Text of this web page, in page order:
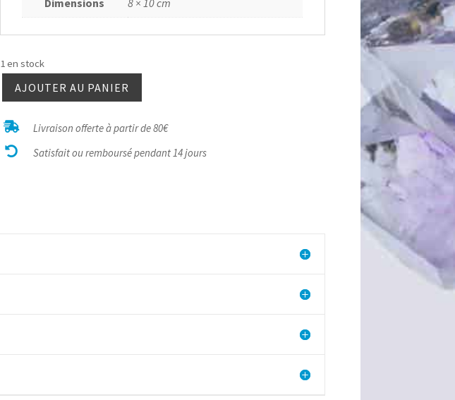
1 en stock
quantité
Fluorite
cubique
AJOUTER AU PANIER
 Livraison offerte à partir de 80€
 Satisfait ou remboursé pendant 14 jours